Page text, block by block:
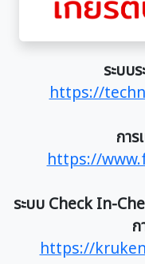
ระบบ
https://
การ
https://
ระบบ Check In-
https://